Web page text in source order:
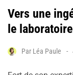
Vers une
le
Par Léa Paule